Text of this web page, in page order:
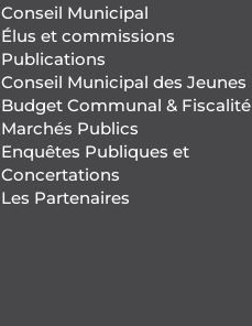
Conseil Municipal
Élus et commissions
Publications
Conseil Municipal des Jeunes
Budget Communal & Fiscalité
Marchés Publics
Enquêtes Publiques et
Concertations
Les Partenaires